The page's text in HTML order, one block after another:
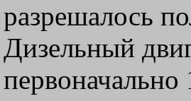
разрешалось
Дизельный
первоначально